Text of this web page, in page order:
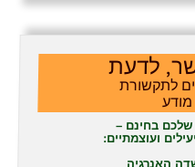
לדעת
לתקשורת
שלכם בחינם –
האנרגיה